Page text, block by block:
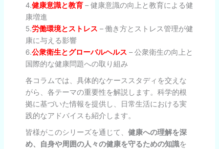
4.健康意識と教育– 健康意識の向上と教育による健
康増進
5.労働環境とストレス – 働き方とストレス管理が健
康に与える影響
6.公衆衛生とグローバルヘルス – 公衆衛生の向上と
国際的な健康問題への取り組み
各コラムでは、具体的なケーススタディを交えな
がら、各テーマの重要性を解説します。科学的根
拠に基づいた情報を提供し、日常生活における実
践的なアドバイスも紹介します。
皆様がこのシリーズを通じて、 健康への理解を深
め、自身や周囲の人々の健康を守るための知識を